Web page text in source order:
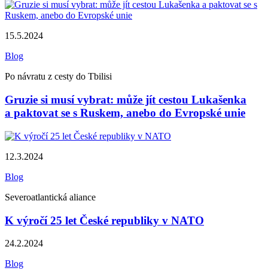
15.5.2024
Blog
Po návratu z cesty do Tbilisi
Gruzie si musí vybrat: může jít cestou Lukašenka
a paktovat se s Ruskem, anebo do Evropské unie
12.3.2024
Blog
Severoatlantická aliance
K výročí 25 let České republiky v NATO
24.2.2024
Blog